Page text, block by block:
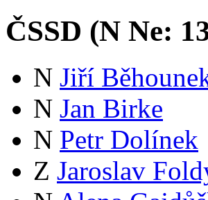
ČSSD (N Ne:
N Jiří
N Jan Birke
N Petr Dolínek
Z Jaroslav